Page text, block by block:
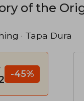
of the
· Tapa Dura
-45%